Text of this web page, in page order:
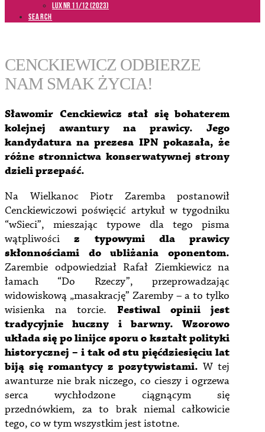
LUX NR 11/12 (2023)
SEARCH
CENCKIEWICZ ODBIERZE
NAM SMAK ŻYCIA!
Sławomir Cenckiewicz stał się bohaterem
kolejnej awantury na prawicy. Jego
kandydatura na prezesa IPN pokazała, że
różne stronnictwa konserwatywnej strony
dzieli przepaść.
Na Wielkanoc Piotr Zaremba postanowił
Cenckiewiczowi poświęcić artykuł w tygodniku
“wSieci”, mieszając typowe dla tego pisma
wątpliwościz typowymi dla prawicy
skłonnościami do ubliżania oponentom.
Zarembie odpowiedział Rafał Ziemkiewicz na
łamach “Do Rzeczy”, przeprowadzając
widowiskową „masakrację” Zaremby – a to tylko
wisienka na torcie. Festiwal opinii jest
tradycyjnie huczny i barwny. Wzorowo
układa się po linijce sporu o kształt polityki
historycznej – i tak od stu pięćdziesięciu lat
biją się romantycy z pozytywistami.W tej
awanturze nie brak niczego, co cieszy i ogrzewa
serca wychłodzone ciągnącym się
przednówkiem, za to brak niemal całkowicie
tego, co w tym wszystkim jest istotne.